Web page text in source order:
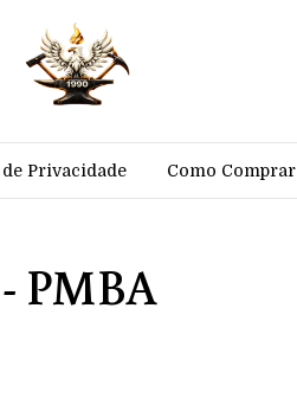
Privacidade Como Comprar
PMBA